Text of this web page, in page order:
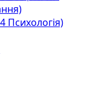
Психологія)